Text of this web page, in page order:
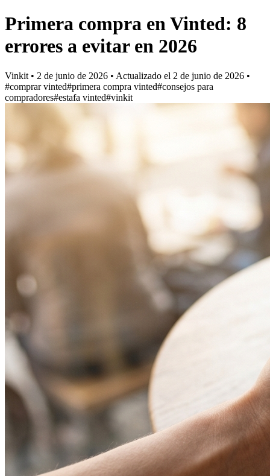
Primera compra en Vinted: 8
errores a evitar en 2026
Vinkit • 2 de junio de 2026 • Actualizado el 2 de junio de 2026 •
#comprar vinted#primera compra vinted#consejos para
compradores#estafa vinted#vinkit